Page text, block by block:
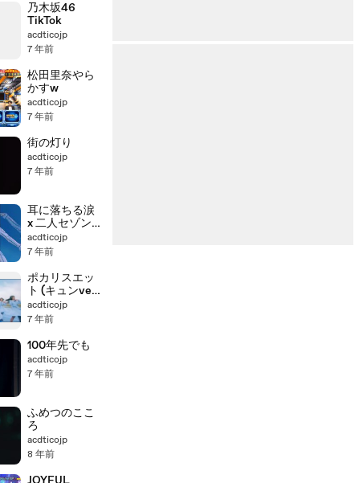
乃木坂46
TikTok
acdticojp
7 年前
松田里奈やら
かすw
acdticojp
7 年前
街の灯り
acdticojp
7 年前
耳に落ちる涙
x 二人セゾン
(mashup)
acdticojp
7 年前
ポカリスエッ
ト (キュンver.)
(MAD)
acdticojp
7 年前
100年先でも
acdticojp
7 年前
ふめつのここ
ろ
acdticojp
8 年前